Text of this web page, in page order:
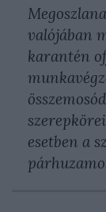
valójában
karantén
esetben a